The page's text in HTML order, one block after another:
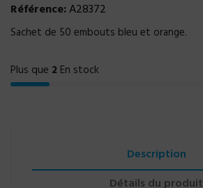
Référence:A28372
Sachet de 50 embouts bleu et orange.
Plus que 2 En stock
Description
Détails du produit